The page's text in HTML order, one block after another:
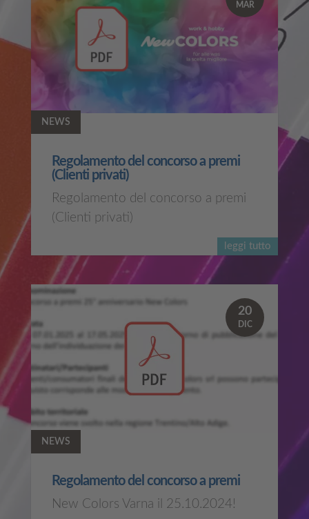
leggi tutto
Regolamento del concorso a premi
(Clienti privati)
NEWS
Regolamento del concorso a premi
(Clienti privati)
MAR
Regolamento del concorso a premi
NEWS
New Colors Varna il 25.10.2024!
20
DIC